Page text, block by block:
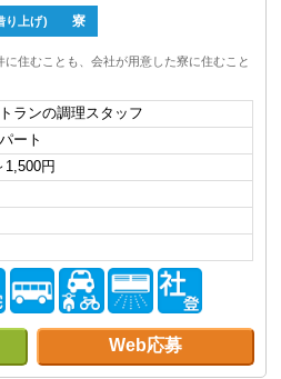
り上げ) 寮
住むことも、会社が用意した寮に住むこと
ランの調理スタッフ
ート
1,500円
Web応募